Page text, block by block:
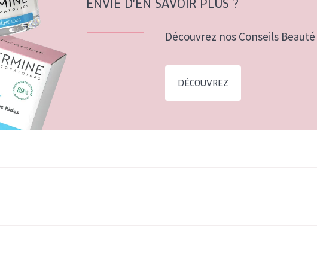
ENVIE D'EN SAVOIR PLUS ?
Découvrez nos Conseils
DÉCOUVREZ